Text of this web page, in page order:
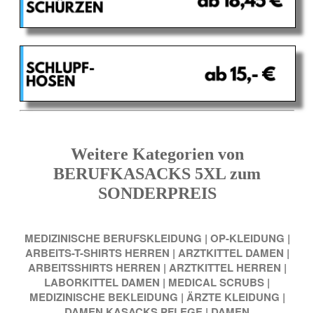
Weitere Kategorien von
BERUFKASACKS 5XL zum
SONDERPREIS
MEDIZINISCHE BERUFSKLEIDUNG | OP-KLEIDUNG |
ARBEITS-T-SHIRTS HERREN | ARZTKITTEL DAMEN |
ARBEITSSHIRTS HERREN | ARZTKITTEL HERREN |
LABORKITTEL DAMEN | MEDICAL SCRUBS |
MEDIZINISCHE BEKLEIDUNG | ÄRZTE KLEIDUNG |